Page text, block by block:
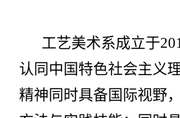
工艺美术系成立于
认同中国特色社会主义
精神同时具备国际视野